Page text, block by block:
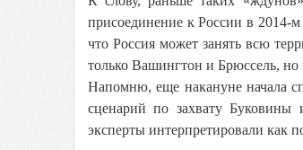
присоединение к России в 2014-
что Россия может занять всю
только Вашингтон и Брюссель,
Напомню, еще накануне начала
сценарий по захвату
эксперты интерпретировали как